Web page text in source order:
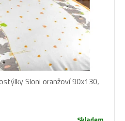
Sloni oranžoví 90x130,